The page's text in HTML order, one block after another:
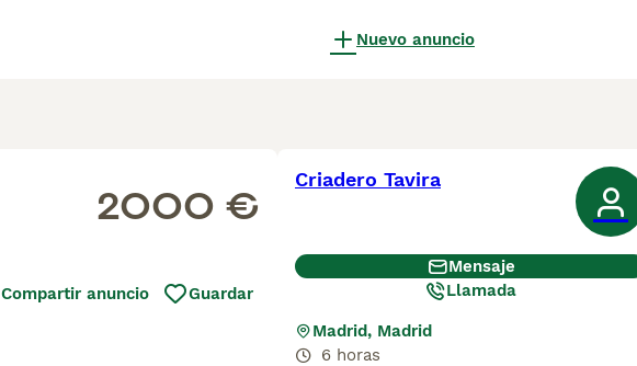
Nuevo anuncio
2000 €
Compartir anuncio Guardar
Criadero Tavira
Mensaje
Llamada
Madrid, Madrid
6 horas